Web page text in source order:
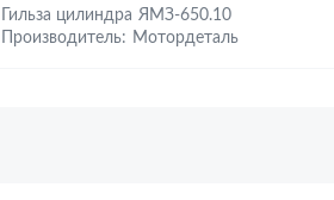
Гильза цилиндра ЯМЗ-650.10
Производитель: Мотордеталь